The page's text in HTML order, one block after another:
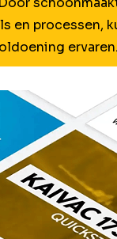
en processen,
ervaren.